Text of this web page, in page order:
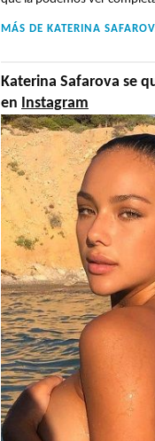
MÁS DE KATERINA
Katerina Safarova se
en Instagram